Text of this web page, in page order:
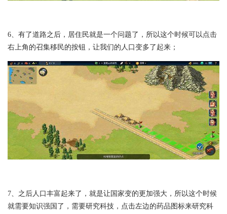
6、有了道路之后，居住民就是一个问题了，所以这个时候可以点击
右上角的召集移民的按钮，让我们的人口变多了起来；
7、之后人口丰富起来了，就是让国家变的更加强大，所以这个时候
就需要知识强国了，需要研究科技，点击左边的药品图标来研究科